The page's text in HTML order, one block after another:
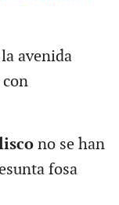
avenida
con
no se han
fosa